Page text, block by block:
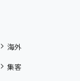
海外
集客